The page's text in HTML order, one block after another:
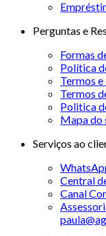
Perguntas e
Formas
Política
Termos
Termos
Politica
Mapa do
Serviços ao
Central
Canal